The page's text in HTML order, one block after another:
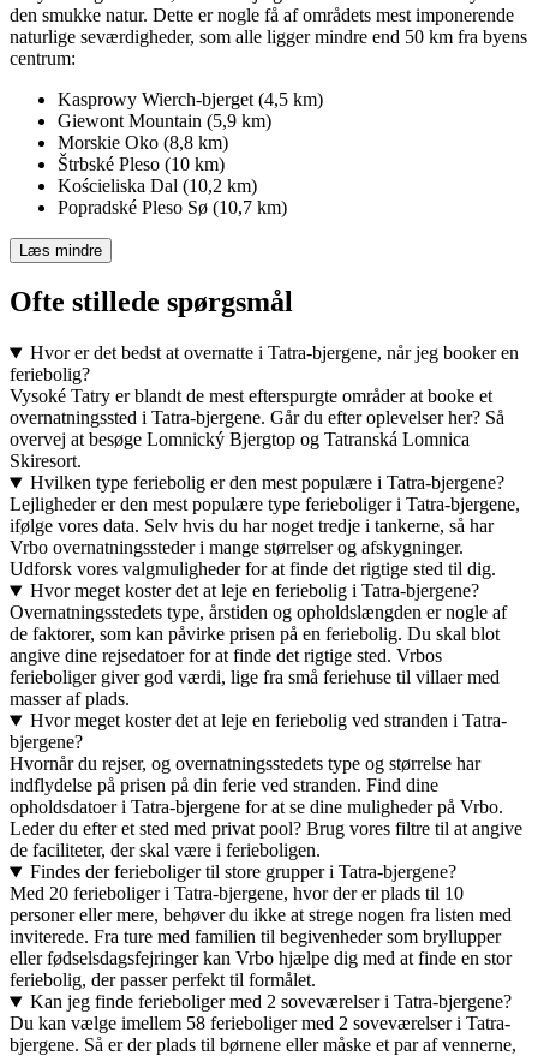
den smukke natur. Dette er nogle få af områdets mest imponerende
naturlige seværdigheder, som alle ligger mindre end 50 km fra byens
centrum:
Kasprowy Wierch-bjerget (4,5 km)
Giewont Mountain (5,9 km)
Morskie Oko (8,8 km)
Štrbské Pleso (10 km)
Kościeliska Dal (10,2 km)
Popradské Pleso Sø (10,7 km)
Læs mindre
Ofte stillede spørgsmål
Hvor er det bedst at overnatte i Tatra-bjergene, når jeg booker en
feriebolig?
Vysoké Tatry er blandt de mest efterspurgte områder at booke et
overnatningssted i Tatra-bjergene. Går du efter oplevelser her? Så
overvej at besøge Lomnický Bjergtop og Tatranská Lomnica
Skiresort.
Hvilken type feriebolig er den mest populære i Tatra-bjergene?
Lejligheder er den mest populære type ferieboliger i Tatra-bjergene,
ifølge vores data. Selv hvis du har noget tredje i tankerne, så har
Vrbo overnatningssteder i mange størrelser og afskygninger.
Udforsk vores valgmuligheder for at finde det rigtige sted til dig.
Hvor meget koster det at leje en feriebolig i Tatra-bjergene?
Overnatningsstedets type, årstiden og opholdslængden er nogle af
de faktorer, som kan påvirke prisen på en feriebolig. Du skal blot
angive dine rejsedatoer for at finde det rigtige sted. Vrbos
ferieboliger giver god værdi, lige fra små feriehuse til villaer med
masser af plads.
Hvor meget koster det at leje en feriebolig ved stranden i Tatra-
bjergene?
Hvornår du rejser, og overnatningsstedets type og størrelse har
indflydelse på prisen på din ferie ved stranden. Find dine
opholdsdatoer i Tatra-bjergene for at se dine muligheder på Vrbo.
Leder du efter et sted med privat pool? Brug vores filtre til at angive
de faciliteter, der skal være i ferieboligen.
Findes der ferieboliger til store grupper i Tatra-bjergene?
Med 20 ferieboliger i Tatra-bjergene, hvor der er plads til 10
personer eller mere, behøver du ikke at strege nogen fra listen med
inviterede. Fra ture med familien til begivenheder som bryllupper
eller fødselsdagsfejringer kan Vrbo hjælpe dig med at finde en stor
feriebolig, der passer perfekt til formålet.
Kan jeg finde ferieboliger med 2 soveværelser i Tatra-bjergene?
Du kan vælge imellem 58 ferieboliger med 2 soveværelser i Tatra-
bjergene. Så er der plads til børnene eller måske et par af vennerne,